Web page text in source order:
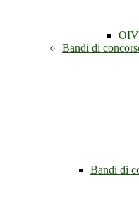
OIV
Bandi di
Bandi di